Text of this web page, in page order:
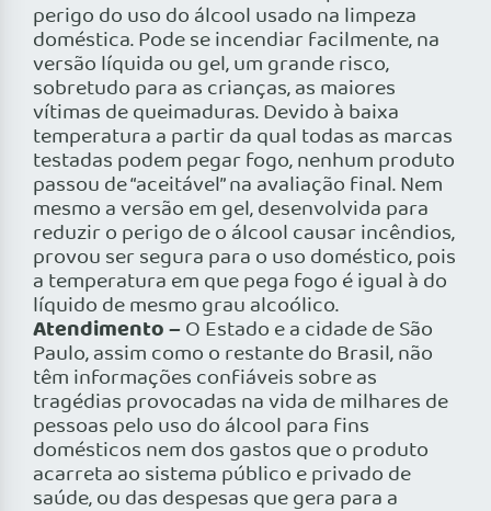
perigo do uso do álcool usado na limpeza
doméstica. Pode se incendiar facilmente, na
versão líquida ou gel, um grande risco,
sobretudo para as crianças, as maiores
vítimas de queimaduras. Devido à baixa
temperatura a partir da qual todas as marcas
testadas podem pegar fogo, nenhum produto
passou de “aceitável” na avaliação final. Nem
mesmo a versão em gel, desenvolvida para
reduzir o perigo de o álcool causar incêndios,
provou ser segura para o uso doméstico, pois
a temperatura em que pega fogo é igual à do
líquido de mesmo grau alcoólico.
Atendimento –O Estado e a cidade de São
Paulo, assim como o restante do Brasil, não
têm informações confiáveis sobre as
tragédias provocadas na vida de milhares de
pessoas pelo uso do álcool para fins
domésticos nem dos gastos que o produto
acarreta ao sistema público e privado de
saúde, ou das despesas que gera para a